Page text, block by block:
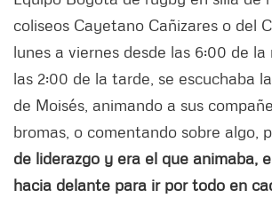
coliseos Cayetano Cañizares o del
lunes a viernes desde las 6:00 de
las 2:00 de la tarde, se escuchaba
de Moisés, animando a sus
bromas, o comentando sobre algo,
de liderazgo y era el que animaba,
hacia delante para ir por todo en